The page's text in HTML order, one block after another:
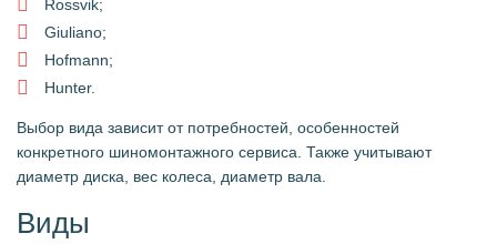
Rossvik;
Giuliano;
Hofmann;
Hunter.
Выбор вида зависит от потребностей, особенностей
конкретного шиномонтажного сервиса. Также учитывают
диаметр диска, вес колеса, диаметр вала.
Виды